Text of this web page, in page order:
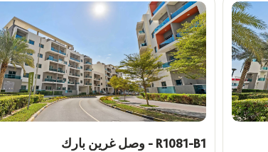
Min
R1081-B1 - وصل غرين بارك